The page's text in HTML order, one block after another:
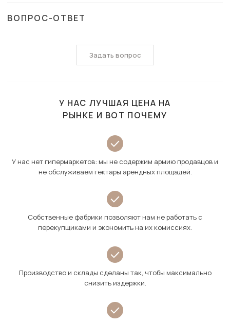
ВОПРОС-ОТВЕТ
Задать вопрос
У НАС ЛУЧШАЯ ЦЕНА НА
РЫНКЕ И ВОТ ПОЧЕМУ
У нас нет гипермаркетов: мы не содержим армию продавцов и
не обслуживаем гектары арендных площадей.
Собственные фабрики позволяют нам не работать с
перекупщиками и экономить на их комиссиях.
Производство и склады сделаны так, чтобы максимально
снизить издержки.